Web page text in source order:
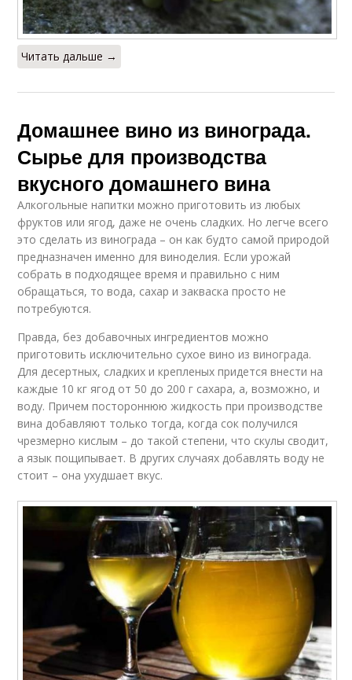
Читать дальше →
Домашнее вино из винограда.
Сырье для производства
вкусного домашнего вина
Алкогольные напитки можно приготовить из любых
фруктов или ягод, даже не очень сладких. Но легче всего
это сделать из винограда – он как будто самой природой
предназначен именно для виноделия. Если урожай
собрать в подходящее время и правильно с ним
обращаться, то вода, сахар и закваска просто не
потребуются.
Правда, без добавочных ингредиентов можно
приготовить исключительно сухое вино из винограда.
Для десертных, сладких и крепленых придется внести на
каждые 10 кг ягод от 50 до 200 г сахара, а, возможно, и
воду. Причем постороннюю жидкость при производстве
вина добавляют только тогда, когда сок получился
чрезмерно кислым – до такой степени, что скулы сводит,
а язык пощипывает. В других случаях добавлять воду не
стоит – она ухудшает вкус.